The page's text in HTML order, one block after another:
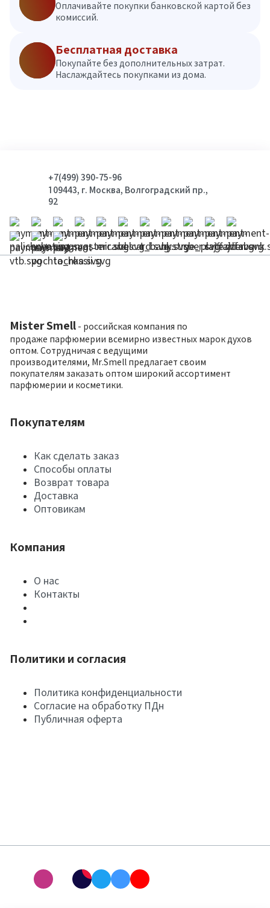
Оплачивайте покупки банковской картой без
комиссий.
Бесплатная доставка
Покупайте без дополнительных затрат.
Наслаждайтесь покупками из дома.
+7(499) 390-75-96
109443, г. Москва, Волгоградский пр.,
92
Mister Smell - российская компания по
продаже парфюмерии всемирно известных марок духов
оптом. Сотрудничая с ведущими
производителями, Mr.Smell предлагает своим
покупателям заказать оптом широкий ассортимент
парфюмерии и косметики.
Покупателям
Как сделать заказ
Способы оплаты
Возврат товара
Доставка
Оптовикам
Компания
О нас
Контакты
Политики и согласия
Политика конфиденциальности
Согласие на обработку ПДн
Публичная оферта